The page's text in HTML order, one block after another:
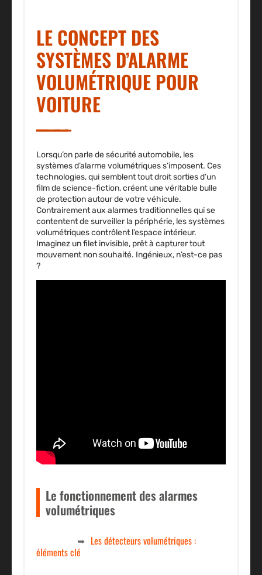
LE CONCEPT DES
SYSTÈMES D’ALARME
VOLUMÉTRIQUE POUR
VOITURE
Lorsqu’on parle de sécurité automobile, les
systèmes d’alarme volumétriques s’imposent. Ces
technologies, qui semblent tout droit sorties d’un
film de science-fiction, créent une véritable bulle
de protection autour de votre véhicule.
Contrairement aux alarmes traditionnelles qui se
contentent de surveiller la périphérie, les systèmes
volumétriques contrôlent l’espace intérieur.
Imaginez un filet invisible, prêt à capturer tout
mouvement non souhaité. Ingénieux, n’est-ce pas
?
Le fonctionnement des alarmes
volumétriques
Les détecteurs volumétriques :
éléments clé